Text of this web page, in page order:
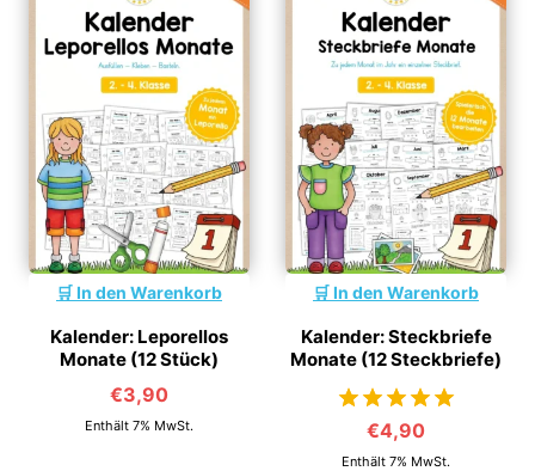
In den Warenkorb
Kalender: Leporellos
Monate (12 Stück)
€3,90
Enthält 7% MwSt.
In den Warenkorb
Kalender: Steckbriefe
Monate (12 Steckbriefe)
von 5
€4,90
Enthält 7% MwSt.